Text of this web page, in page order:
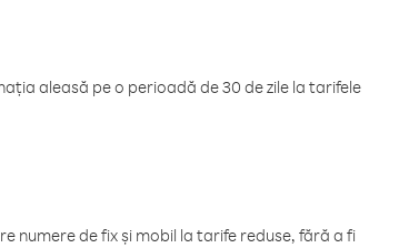
aleasă pe o perioadă de 30 de zile la tarifele
numere de fix și mobil la tarife reduse, fără a fi